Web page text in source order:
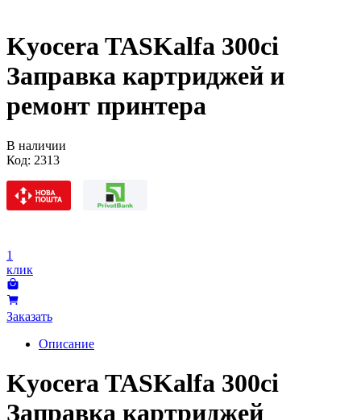
Kyocera TASKalfa 300ci
Заправка картриджей и
ремонт принтера
В наличии
Код: 2313
1
клик
Заказать
Описание
Kyocera TASKalfa 300ci
Заправка картриджей